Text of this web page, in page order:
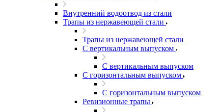
Внутренний водоотвод из стали
Трапы из нержавеющей стали
Трапы из нержавеющей стали
С вертикальным выпуском
С вертикальным выпуском
С горизонтальным выпуском
С горизонтальным выпуском
Ревизионные трапы